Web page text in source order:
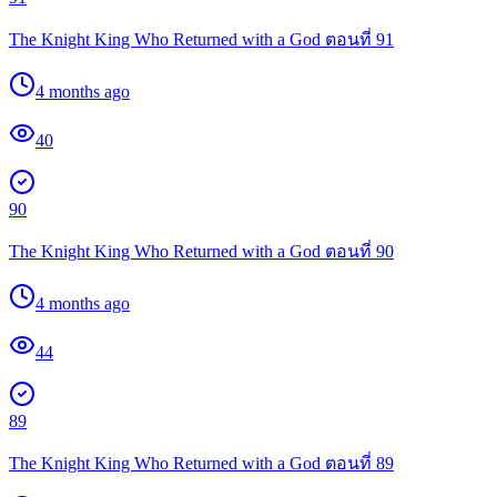
The Knight King Who Returned with a God ตอนที่ 91
4 months ago
40
90
The Knight King Who Returned with a God ตอนที่ 90
4 months ago
44
89
The Knight King Who Returned with a God ตอนที่ 89